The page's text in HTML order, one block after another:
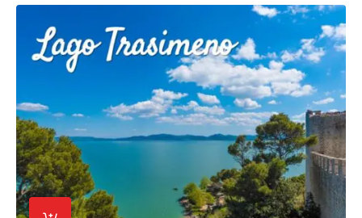
Lees meer over Ciao tutti Special Lago Trasimeno